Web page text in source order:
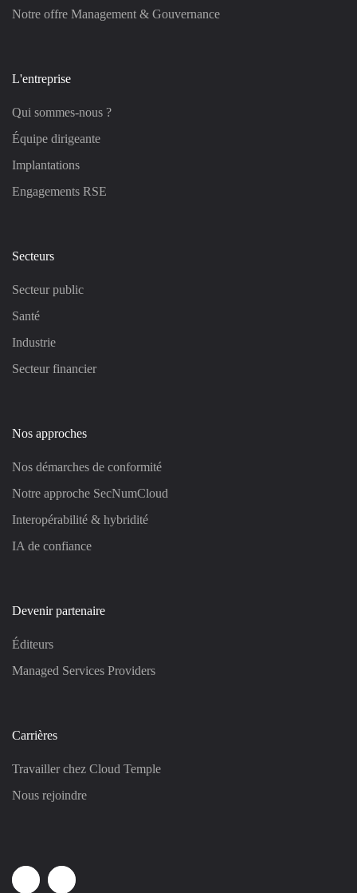
Notre offre Management & Gouvernance
L'entreprise
Qui sommes-nous ?
Équipe dirigeante
Implantations
Engagements RSE
Secteurs
Secteur public
Santé
Industrie
Secteur financier
Nos approches
Nos démarches de conformité
Notre approche SecNumCloud
Interopérabilité & hybridité
IA de confiance
Devenir partenaire
Éditeurs
Managed Services Providers
Carrières
Travailler chez Cloud Temple
Nous rejoindre
LinkedinYoutube